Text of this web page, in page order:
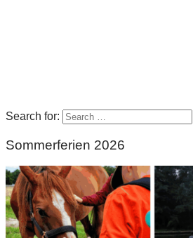
Search for:
Sommerferien 2026